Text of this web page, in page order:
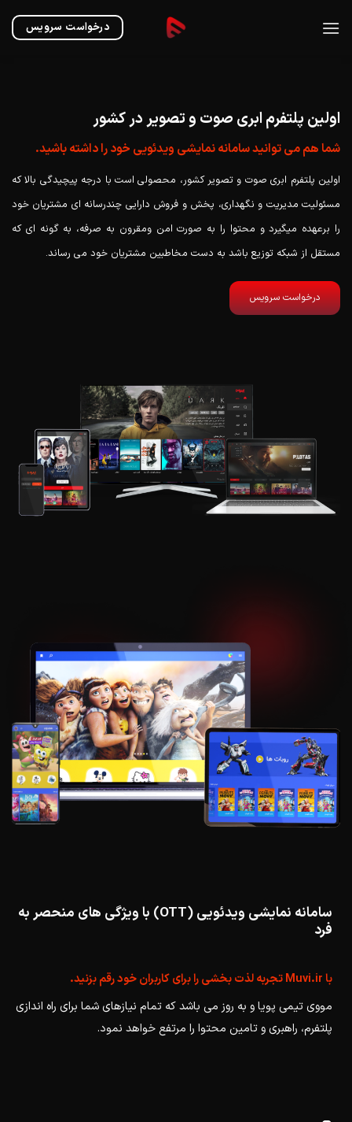
درخواست سرویس
اولین پلتفرم ابری صوت و تصویر در کشور
شما هم می توانید سامانه نمایشی ویدئویی خود را داشته باشید.
اولین پلتفرم ابری صوت و تصویر کشور، محصولی است با درجه پیچیدگی بالا که
مسئولیت مدیریت و نگهداری، پخش و فروش دارایی چندرسانه ای مشتریان خود
را برعهده میگیرد و محتوا را به صورت امن ومقرون به صرفه، به گونه ای که
مستقل از شبکه توزیع باشد به دست مخاطبین مشتریان خود می رساند.
درخواست سرویس
سامانه نمایشی ویدئویی (OTT) با ویژگی های منحصر به
فرد
با Muvi.ir تجربه لذت بخشی را برای کاربران خود رقم بزنید.
مووی تیمی پویا و به روز می باشد که تمام نیازهای شما برای راه اندازی
پلتفرم، راهبری و تامین محتوا را مرتفع خواهد نمود.